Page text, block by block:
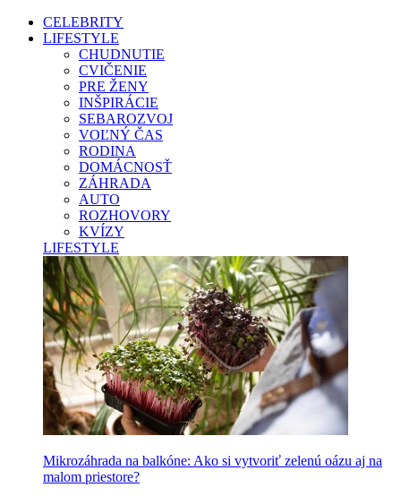
CELEBRITY
LIFESTYLE
CHUDNUTIE
CVIČENIE
PRE ŽENY
INŠPIRÁCIE
SEBAROZVOJ
VOĽNÝ ČAS
RODINA
DOMÁCNOSŤ
ZÁHRADA
AUTO
ROZHOVORY
KVÍZY
LIFESTYLE
Mikrozáhrada na balkóne: Ako si vytvoriť zelenú oázu aj na
malom priestore?